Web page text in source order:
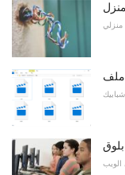
شبابيك